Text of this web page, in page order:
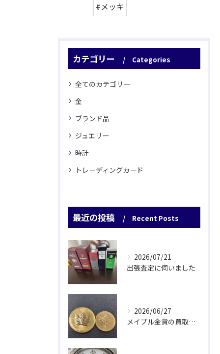
#メッキ
カテゴリー Categories
全てのカテゴリー
金
ブランド品
ジュエリー
時計
トレーディングカード
最近の投稿 Recent Posts
2026/07/21
出張査定に伺いました
2026/06/27
メイプル金貨の買取をさせていただきました